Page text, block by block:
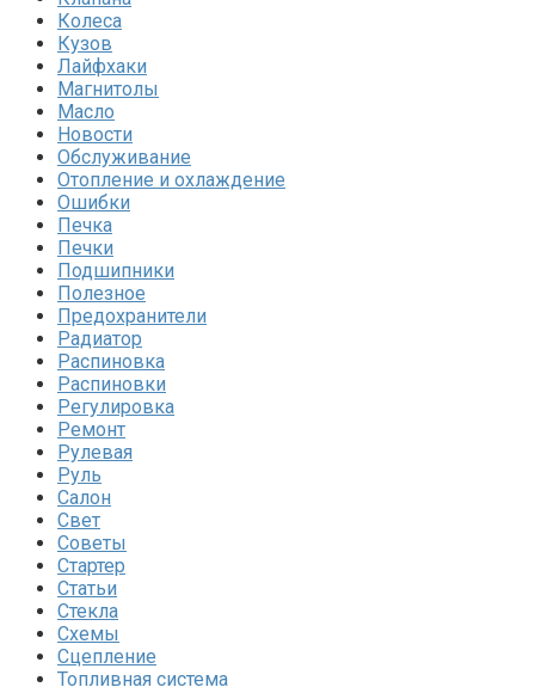
Колеса
Кузов
Лайфхаки
Магнитолы
Масло
Новости
Обслуживание
Отопление и охлаждение
Ошибки
Печка
Печки
Подшипники
Полезное
Предохранители
Радиатор
Распиновка
Распиновки
Регулировка
Ремонт
Рулевая
Руль
Салон
Свет
Советы
Стартер
Статьи
Стекла
Схемы
Сцепление
Топливная система